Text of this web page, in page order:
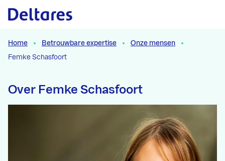
Naar hoofdcontent
Home Betrouwbare expertise
Onze mensen
Femke Schasfoort
Over Femke Schasfoort